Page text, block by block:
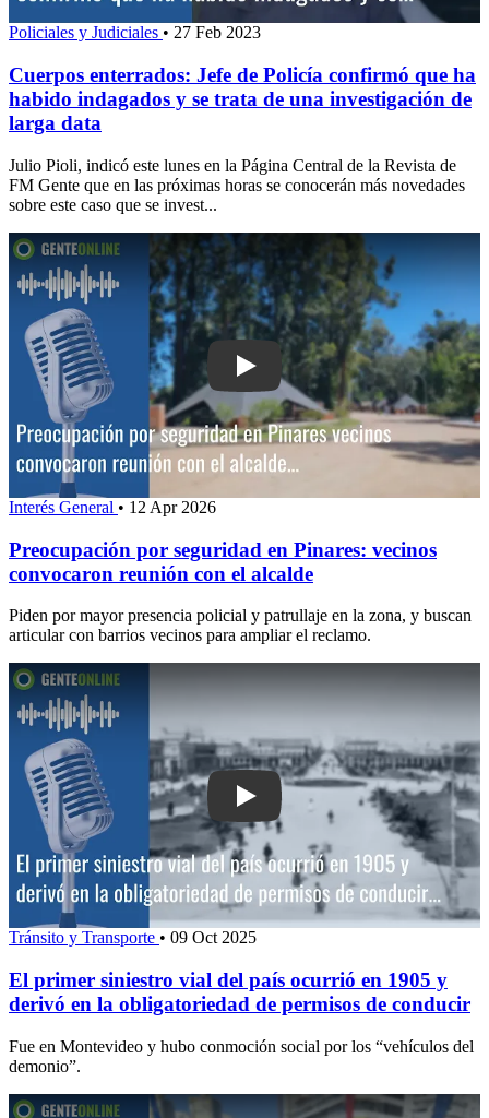
Policiales y Judiciales • 27 Feb 2023
Cuerpos enterrados: Jefe de Policía confirmó que ha
habido indagados y se trata de una investigación de
larga data
Julio Pioli, indicó este lunes en la Página Central de la Revista de
FM Gente que en las próximas horas se conocerán más novedades
sobre este caso que se invest...
Play: Preocupación por seguridad en
Interés General • 12 Apr 2026
Preocupación por seguridad en Pinares: vecinos
convocaron reunión con el alcalde
Piden por mayor presencia policial y patrullaje en la zona, y buscan
articular con barrios vecinos para ampliar el reclamo.
Play: El primer siniestro vial del país
Tránsito y Transporte • 09 Oct 2025
El primer siniestro vial del país ocurrió en 1905 y
derivó en la obligatoriedad de permisos de conducir
Fue en Montevideo y hubo conmoción social por los “vehículos del
demonio”.